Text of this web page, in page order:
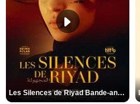
Les Silences de Riyad Bande-annonce VO STFR